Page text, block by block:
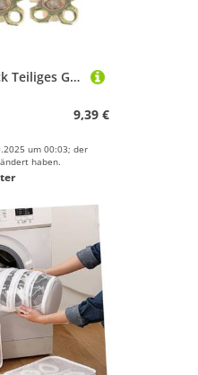
WHAMVOX 10 Stück Teiliges Golf Spike Bases Ersatzset Langlebig Verschleißfest Kompatibel für Golfschuhe Stabile Trittfestigkeit Einfache Montage für Verbesserten Schwung und
9,39 €
um 00:03; der
haben.